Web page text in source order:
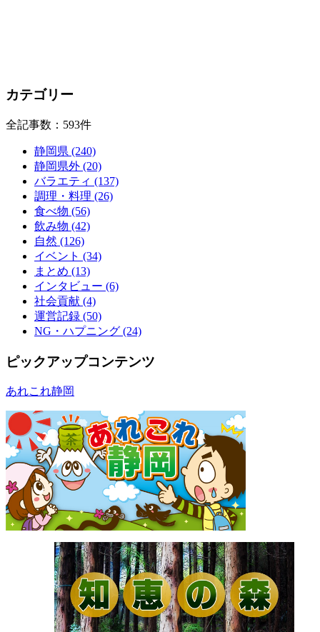
カテゴリー
全記事数：593件
静岡県 (240)
静岡県外 (20)
バラエティ (137)
調理・料理 (26)
食べ物 (56)
飲み物 (42)
自然 (126)
イベント (34)
まとめ (13)
インタビュー (6)
社会貢献 (4)
運営記録 (50)
NG・ハプニング (24)
ピックアップコンテンツ
あれこれ静岡